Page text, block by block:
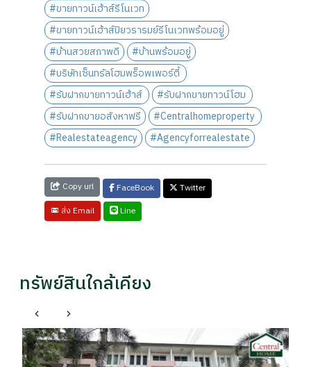
#ขายทาวน์เฮ้าส์รีโนเวท
#ขายทาวน์เฮ้าส์ปิยวรารมย์รีโนเวทพร้อมอยู่
#บ้านสวยสภาพดี
#บ้านพร้อมอยู่
#บริษัทเซ็นทรัลโฮมพร็อพเพอร์ตี้
#รับฝากขายทาวน์เฮ้าส์
#รับฝากขายทาวน์โฮม
#รับฝากขายอสังหาฟรี
#Centralhomeproperty
#Realestateagency
#Agencyforrealestate
Copy url FaceBook
Twitter
ส่ง Email
Line
ทรัพย์สินใกล้เคียง